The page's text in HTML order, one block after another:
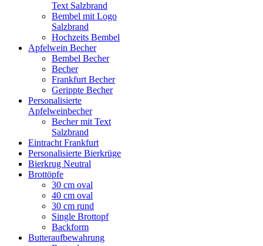
Text Salzbrand
Bembel mit Logo
Salzbrand
Hochzeits Bembel
Apfelwein Becher
Bembel Becher
Becher
Frankfurt Becher
Gerippte Becher
Personalisierte
Apfelweinbecher
Becher mit Text
Salzbrand
Eintracht Frankfurt
Personalisierte Bierkrüge
Bierkrug Neutral
Brottöpfe
30 cm oval
40 cm oval
30 cm rund
Single Brottopf
Backform
Butteraufbewahrung